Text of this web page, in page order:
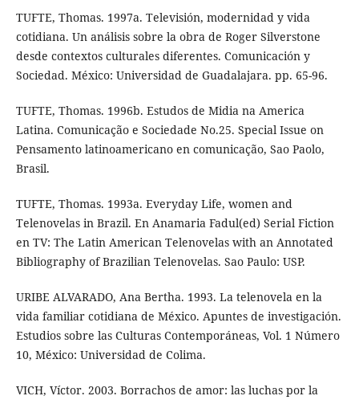
TUFTE, Thomas. 1997a. Televisión, modernidad y vida
cotidiana. Un análisis sobre la obra de Roger Silverstone
desde contextos culturales diferentes. Comunicación y
Sociedad. México: Universidad de Guadalajara. pp. 65-96.
TUFTE, Thomas. 1996b. Estudos de Midia na America
Latina. Comunicação e Sociedade No.25. Special Issue on
Pensamento latinoamericano en comunicação, Sao Paolo,
Brasil.
TUFTE, Thomas. 1993a. Everyday Life, women and
Telenovelas in Brazil. En Anamaria Fadul(ed) Serial Fiction
en TV: The Latin American Telenovelas with an Annotated
Bibliography of Brazilian Telenovelas. Sao Paulo: USP.
URIBE ALVARADO, Ana Bertha. 1993. La telenovela en la
vida familiar cotidiana de México. Apuntes de investigación.
Estudios sobre las Culturas Contemporáneas, Vol. 1 Número
10, México: Universidad de Colima.
VICH, Víctor. 2003. Borrachos de amor: las luchas por la